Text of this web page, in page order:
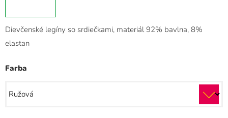
Dievčenské legíny so srdiečkami, materiál 92% bavlna, 8%
elastan
Farba